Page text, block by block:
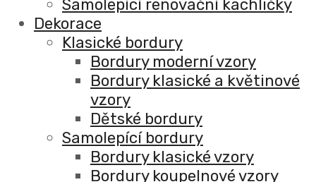
Samolepící renovační kachličky
Dekorace
Klasické bordury
Bordury moderní vzory
Bordury klasické a květinové
vzory
Dětské bordury
Samolepící bordury
Bordury klasické vzory
Bordury koupelnové vzory